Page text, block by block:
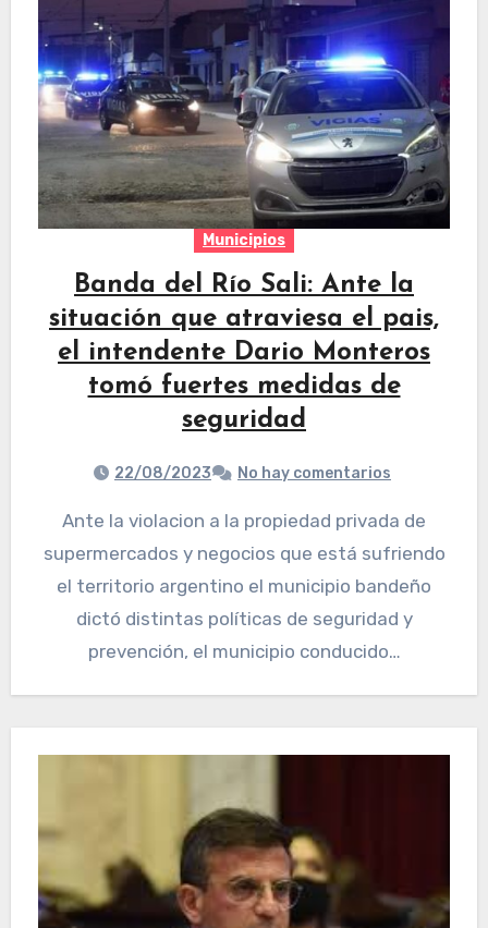
Municipios
Banda del Río Sali: Ante la
situación que atraviesa el pais,
el intendente Dario Monteros
tomó fuertes medidas de
seguridad
22/08/2023 No hay comentarios
Ante la violacion a la propiedad privada de
supermercados y negocios que está sufriendo
el territorio argentino el municipio bandeño
dictó distintas políticas de seguridad y
prevención, el municipio conducido…